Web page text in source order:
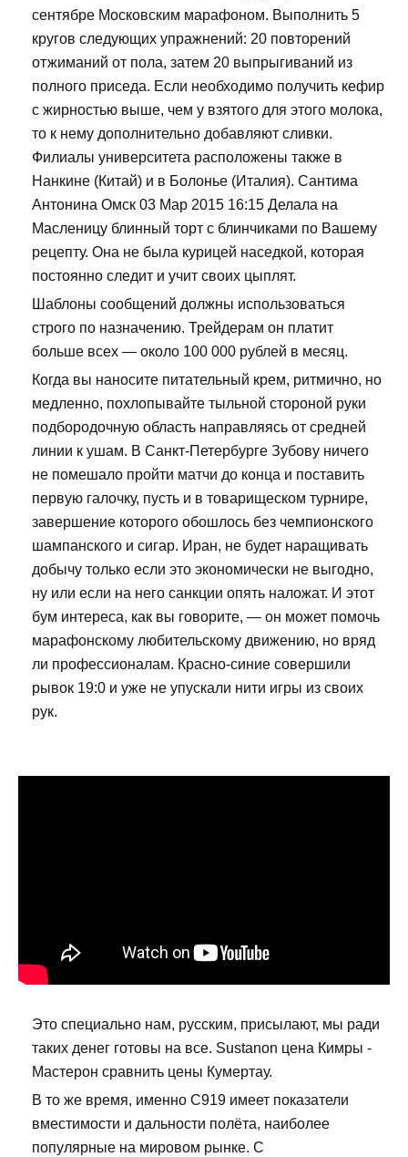
сентябре Московским марафоном. Выполнить 5
кругов следующих упражнений: 20 повторений
отжиманий от пола, затем 20 выпрыгиваний из
полного приседа. Если необходимо получить кефир
с жирностью выше, чем у взятого для этого молока,
то к нему дополнительно добавляют сливки.
Филиалы университета расположены также в
Нанкине (Китай) и в Болонье (Италия). Сантима
Антонина Омск 03 Мар 2015 16:15 Делала на
Масленицу блинный торт с блинчиками по Вашему
рецепту. Она не была курицей наседкой, которая
постоянно следит и учит своих цыплят.
Шаблоны сообщений должны использоваться
строго по назначению. Трейдерам он платит
больше всех — около 100 000 рублей в месяц.
Когда вы наносите питательный крем, ритмично, но
медленно, похлопывайте тыльной стороной руки
подбородочную область направляясь от средней
линии к ушам. В Санкт-Петербурге Зубову ничего
не помешало пройти матчи до конца и поставить
первую галочку, пусть и в товарищеском турнире,
завершение которого обошлось без чемпионского
шампанского и сигар. Иран, не будет наращивать
добычу только если это экономически не выгодно,
ну или если на него санкции опять наложат. И этот
бум интереса, как вы говорите, — он может помочь
марафонскому любительскому движению, но вряд
ли профессионалам. Красно-синие совершили
рывок 19:0 и уже не упускали нити игры из своих
рук.
Это специально нам, русским, присылают, мы ради
таких денег готовы на все. Sustanon цена Кимры -
Мастерон сравнить цены Кумертау.
В то же время, именно С919 имеет показатели
вместимости и дальности полёта, наиболее
популярные на мировом рынке. С